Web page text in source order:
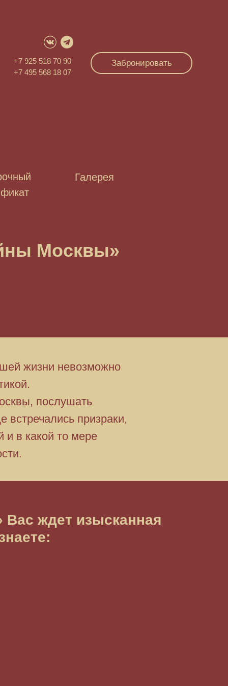
Забронировать
+7 925 518 70 90
+7 495 568 18 07
Галерея
Москвы»
жизни невозможно
послушать
встречались призраки,
и в какой то мере
ждет изысканная